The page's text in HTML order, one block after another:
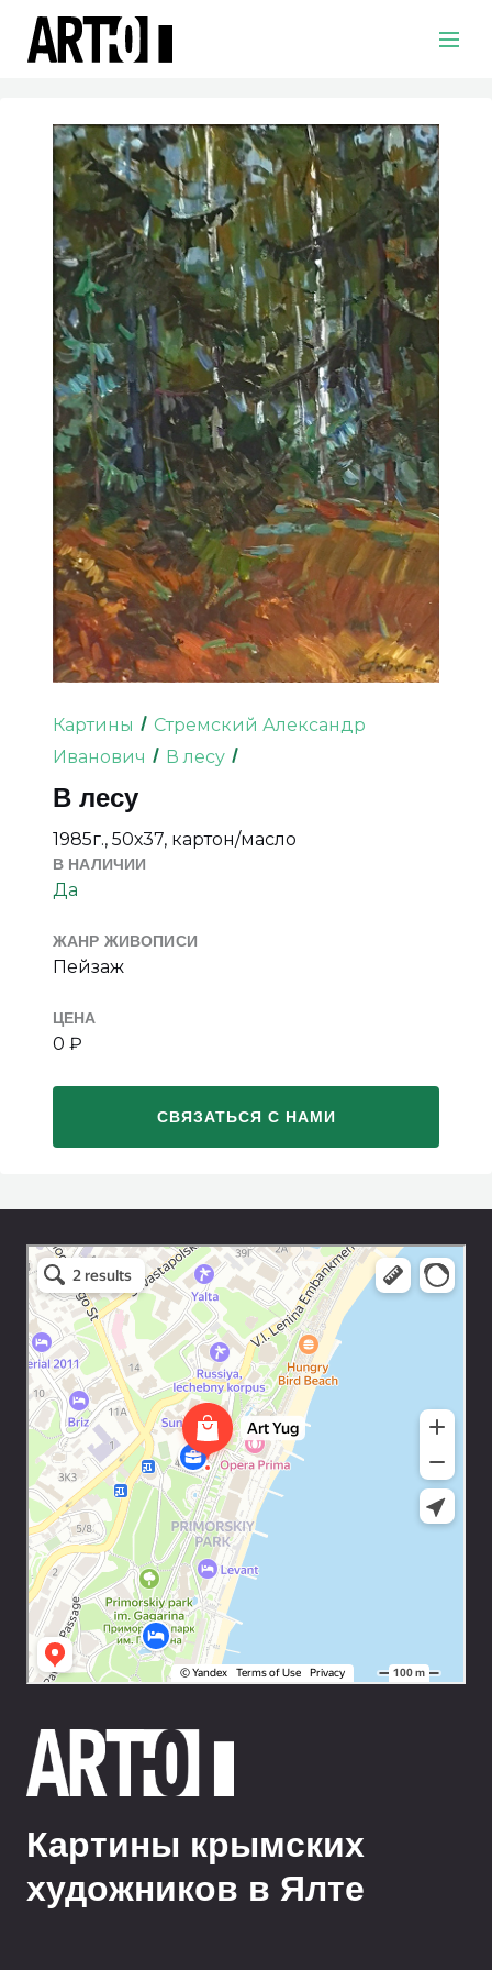
Картины
Стремский Александр
Иванович
В лесу
В лесу
1985г., 50х37, картон/масло
В НАЛИЧИИ
Да
ЖАНР ЖИВОПИСИ
Пейзаж
ЦЕНА
0 ₽
СВЯЗАТЬСЯ С НАМИ
Art Space Lotos
Art studio in Yalta
Exhibition center in Yalta
Картины крымских
художников в Ялте